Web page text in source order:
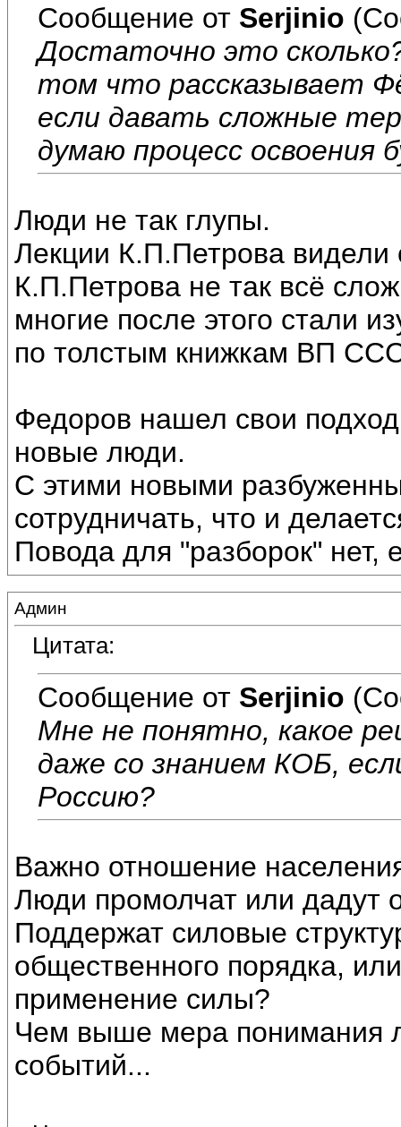
Сообщение от Serjinio
Достаточно это
том что рассказывает
если давать сложные
думаю процесс освоения
Люди не так глупы.
Лекции К.П.Петрова видели
К.П.Петрова не так всё
многие после этого стали
по толстым книжкам ВП
Федоров нашел свои
новые люди.
С этими новыми
сотрудничать, что и
Повода для "разборок"
Админ
Цитата:
Сообщение от Serjinio
Мне не понятно, какое
даже со знанием КОБ,
Россию?
Важно отношение
Люди промолчат или дадут
Поддержат силовые
общественного порядка,
применение силы?
Чем выше мера понимания
событий...